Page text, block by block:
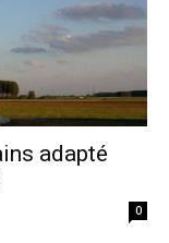
adapté
0